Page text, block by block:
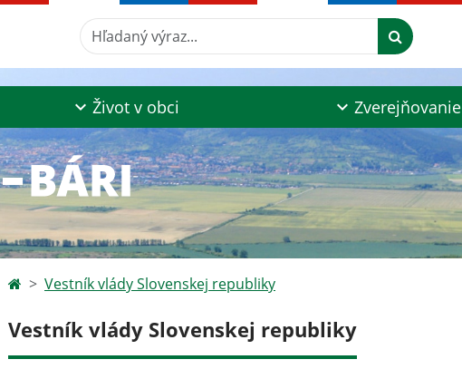
Hľadaný výraz...
Život v obci Zverejňovanie
Vestník vlády Slovenskej republiky
Vestník vlády Slovenskej republiky